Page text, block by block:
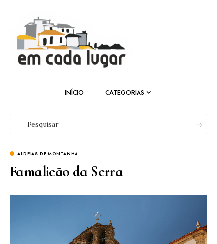
INÍCIO CATEGORIAS
ALDEIAS DE MONTANHA
Famalicão da Serra